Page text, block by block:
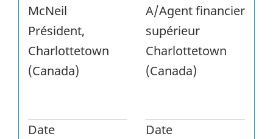
McNeil
Président,
Charlottetown
(Canada)
Date
A/Agent financier
supérieur
Charlottetown
(Canada)
Date